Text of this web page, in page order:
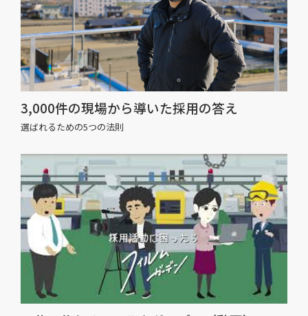
3,000件の現場から導いた採用の答え
選ばれるための5つの法則